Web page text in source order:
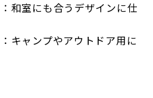
：和室にも合うデザインに仕
：キャンプやアウトドア用に